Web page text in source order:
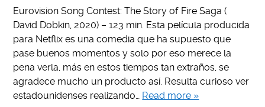
Eurovision Song Contest: The Story of Fire Saga (
David Dobkin, 2020) – 123 min. Esta película producida
para Netflix es una comedia que ha supuesto que
pase buenos momentos y solo por eso merece la
pena verla, más en estos tiempos tan extraños, se
agradece mucho un producto así. Resulta curioso ver
estadounidenses realizando… Read more »